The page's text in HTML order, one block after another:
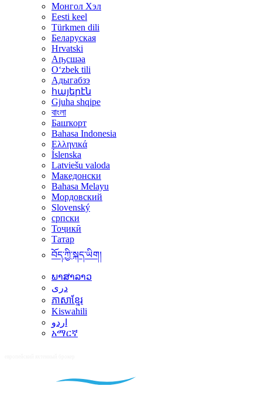
Монгол Хэл
Eesti keel
Türkmen dili
Беларуская
Hrvatski
Аҧсшәа
Oʻzbek tili
Адыгабзэ
հայերէն
Gjuha shqipe
বাংলা
Башҡорт
Bahasa Indonesia
Ελληνικά
Íslenska
Latviešu valoda
Македонски
Bahasa Melayu
Мордовский
Slovenský
српски
Тоҷикӣ
Татар
བོད་ཀྱི་སྐད་ཡིག།
ພາສາລາວ
دری
ភាសាខ្មែរ
Kiswahili
اردو
አማርኛ